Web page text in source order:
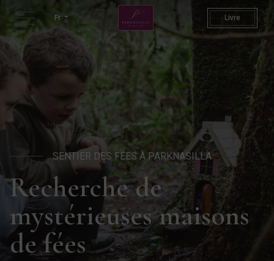
Fr
Fairy Trail | Fun Things To
Livre
SENTIER DES FÉES À PARKNASILLA
Recherche de
mystérieuses maisons
de fées